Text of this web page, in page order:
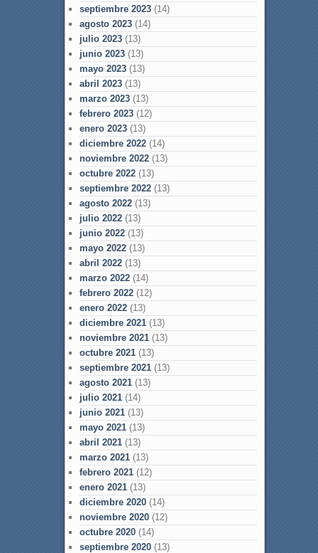
septiembre 2023(14)
agosto 2023(14)
julio 2023(13)
junio 2023(13)
mayo 2023(13)
abril 2023(13)
marzo 2023(13)
febrero 2023(12)
enero 2023(13)
diciembre 2022(14)
noviembre 2022(13)
octubre 2022(13)
septiembre 2022(13)
agosto 2022(13)
julio 2022(13)
junio 2022(13)
mayo 2022(13)
abril 2022(13)
marzo 2022(14)
febrero 2022(12)
enero 2022(13)
diciembre 2021(13)
noviembre 2021(13)
octubre 2021(13)
septiembre 2021(13)
agosto 2021(13)
julio 2021(14)
junio 2021(13)
mayo 2021(13)
abril 2021(13)
marzo 2021(13)
febrero 2021(12)
enero 2021(13)
diciembre 2020(14)
noviembre 2020(12)
octubre 2020(14)
septiembre 2020(13)